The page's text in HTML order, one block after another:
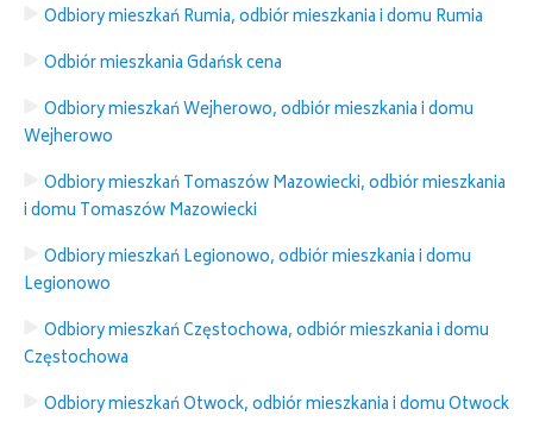
Odbiory mieszkań Rumia, odbiór mieszkania i domu Rumia
Odbiór mieszkania Gdańsk cena
Odbiory mieszkań Wejherowo, odbiór mieszkania i domu
Wejherowo
Odbiory mieszkań Tomaszów Mazowiecki, odbiór mieszkania
i domu Tomaszów Mazowiecki
Odbiory mieszkań Legionowo, odbiór mieszkania i domu
Legionowo
Odbiory mieszkań Częstochowa, odbiór mieszkania i domu
Częstochowa
Odbiory mieszkań Otwock, odbiór mieszkania i domu Otwock